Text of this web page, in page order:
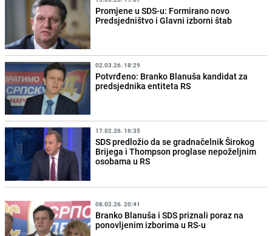
Promjene u SDS-u: Formirano novo
Predsjedništvo i Glavni izborni štab
02.03.26. 18:29
Potvrđeno: Branko Blanuša kandidat za
predsjednika entiteta RS
17.02.26. 16:35
SDS predložio da se gradnačelnik Širokog
Brijega i Thompson proglase nepoželjnim
osobama u RS
08.02.26. 20:41
Branko Blanuša i SDS priznali poraz na
ponovljenim izborima u RS-u